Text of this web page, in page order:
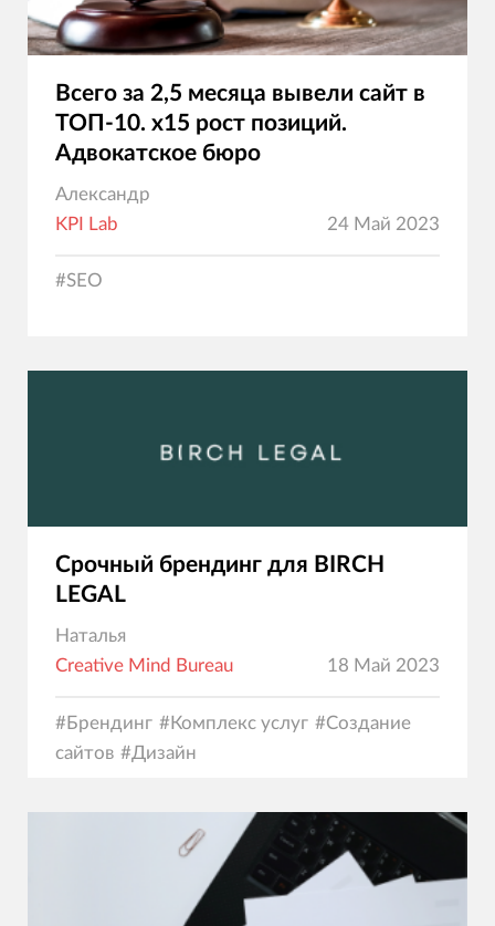
Всего за 2,5 месяца вывели сайт в
ТОП-10. х15 рост позиций.
Адвокатское бюро
Александр
KPI Lab
24 Май 2023
#SEO
Срочный брендинг для BIRCH
LEGAL
Наталья
Creative Mind Bureau
18 Май 2023
#Брендинг #Комплекс услуг #Создание
сайтов #Дизайн